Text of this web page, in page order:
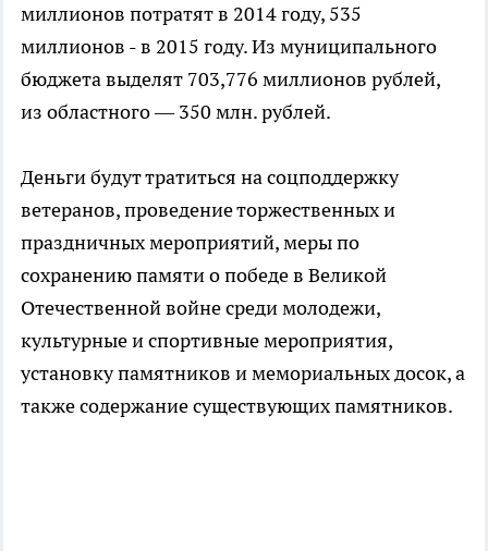
миллионов потратят в 2014 году, 535
миллионов - в 2015 году. Из муниципального
бюджета выделят 703,776 миллионов рублей,
из областного — 350 млн. рублей.
Деньги будут тратиться на соцподдержку
ветеранов, проведение торжественных и
праздничных мероприятий, меры по
сохранению памяти о победе в Великой
Отечественной войне среди молодежи,
культурные и спортивные мероприятия,
установку памятников и мемориальных досок, а
также содержание существующих памятников.